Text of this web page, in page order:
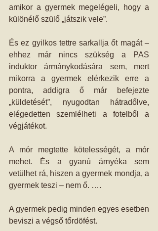
amikor a gyermek megelégeli, hogy a
különélő szülő „játszik vele”.
És ez gyilkos tettre sarkallja őt magát –
ehhez már nincs szükség a PAS
induktor ármánykodására sem, mert
mikorra a gyermek elérkezik erre a
pontra, addigra ő már befejezte
„küldetését”, nyugodtan hátradőlve,
elégedetten szemlélheti a fotelből a
végjátékot.
A mór megtette kötelességét, a mór
mehet. És a gyanú árnyéka sem
vetülhet rá, hiszen a gyermek mondja, a
gyermek teszi – nem ő. ….
A gyermek pedig minden egyes esetben
beviszi a végső tőrdöfést.